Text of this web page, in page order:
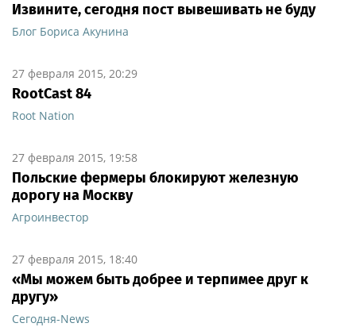
Извините, сегодня пост вывешивать не буду
Блог Бориса Акунина
27 февраля 2015, 20:29
RootCast 84
Root Nation
27 февраля 2015, 19:58
Польские фермеры блокируют железную
дорогу на Москву
Агроинвестор
27 февраля 2015, 18:40
«Мы можем быть добрее и терпимее друг к
другу»
Сегодня-News